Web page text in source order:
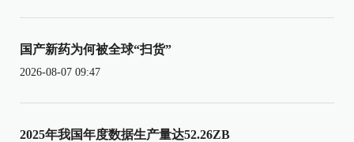
国产新药为何被全球“扫货”
2026-08-07 09:47
2025年我国年度数据生产量达52.26ZB